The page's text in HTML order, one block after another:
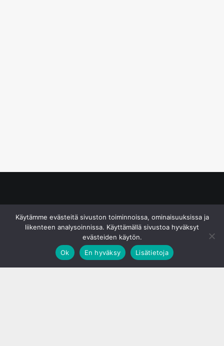
Käytämme evästeitä sivuston toiminnoissa, ominaisuuksissa ja
liikenteen analysoinnissa. Käyttämällä sivustoa hyväksyt
evästeiden käytön.
Ok
En hyväksy Lisätietoja